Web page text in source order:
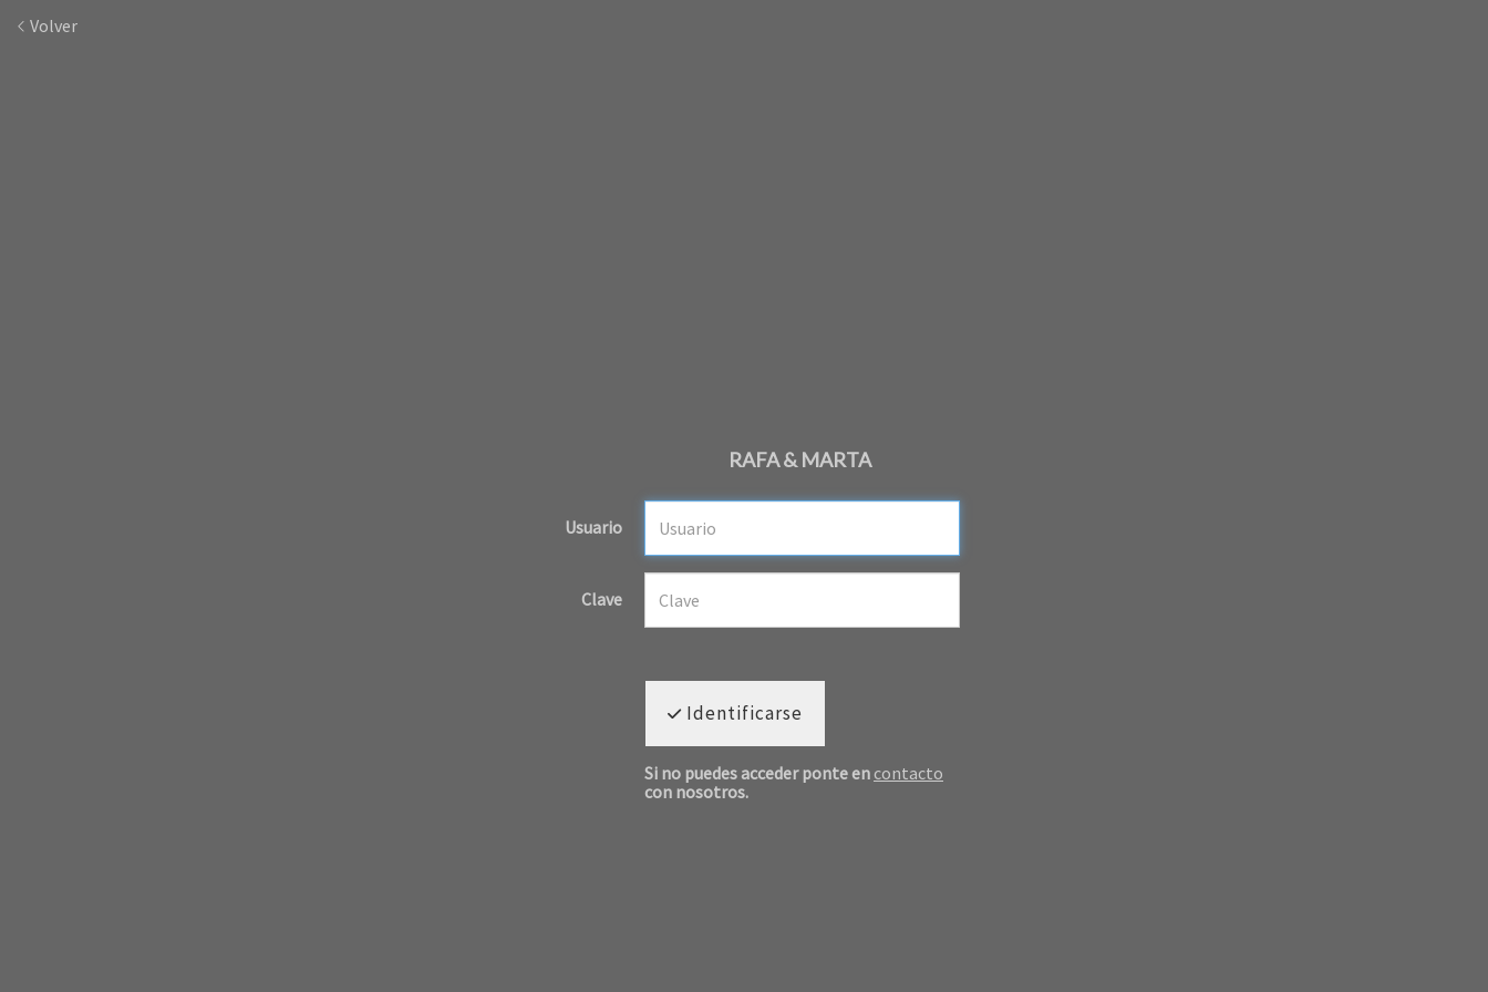
Volver
RAFA & MARTA
Usuario
Clave
Identificarse
Si no puedes acceder ponte en contacto
con nosotros.